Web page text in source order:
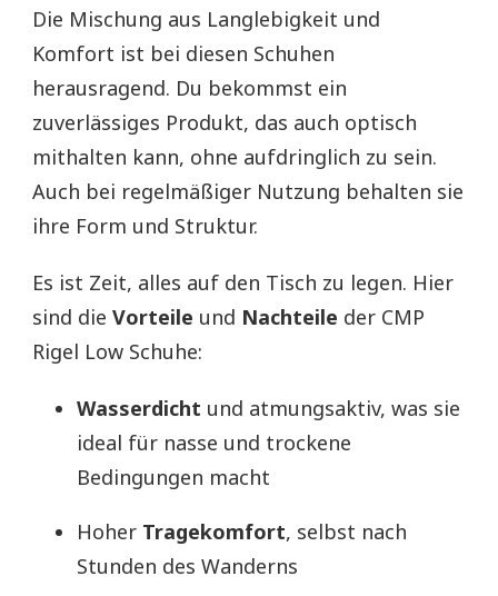
Die Mischung aus Langlebigkeit und
Komfort ist bei diesen Schuhen
herausragend. Du bekommst ein
zuverlässiges Produkt, das auch optisch
mithalten kann, ohne aufdringlich zu sein.
Auch bei regelmäßiger Nutzung behalten sie
ihre Form und Struktur.
Es ist Zeit, alles auf den Tisch zu legen. Hier
sind die Vorteile und Nachteile der CMP
Rigel Low Schuhe:
Wasserdicht und atmungsaktiv, was sie
ideal für nasse und trockene
Bedingungen macht
Hoher Tragekomfort, selbst nach
Stunden des Wanderns